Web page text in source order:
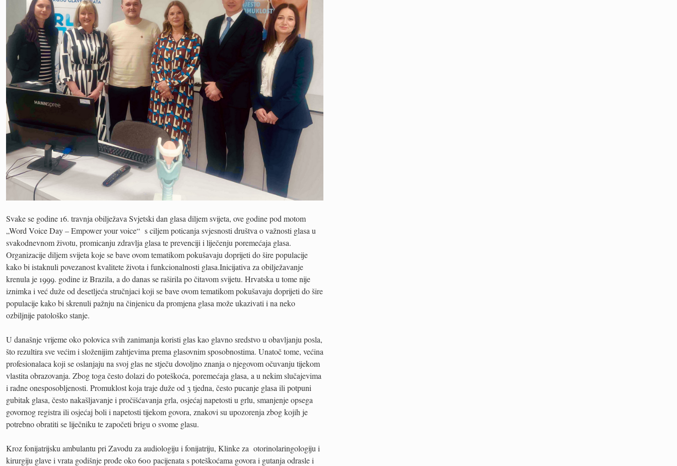
Svake se godine 16. travnja obilježava Svjetski dan glasa diljem svijeta, ove godine pod motom
„Word Voice Day – Empower your voice“ s ciljem poticanja svjesnosti društva o važnosti glasa u
svakodnevnom životu, promicanju zdravlja glasa te prevenciji i liječenju poremećaja glasa.
Organizacije diljem svijeta koje se bave ovom tematikom pokušavaju doprijeti do šire populacije
kako bi istaknuli povezanost kvalitete života i funkcionalnosti glasa.Inicijativa za obilježavanje
krenula je 1999. godine iz Brazila, a do danas se raširila po čitavom svijetu. Hrvatska u tome nije
iznimka i već duže od desetljeća stručnjaci koji se bave ovom tematikom pokušavaju doprijeti do šire
populacije kako bi skrenuli pažnju na činjenicu da promjena glasa može ukazivati i na neko
ozbiljnije patološko stanje.
U današnje vrijeme oko polovica svih zanimanja koristi glas kao glavno sredstvo u obavljanju posla,
što rezultira sve većim i složenijim zahtjevima prema glasovnim sposobnostima. Unatoč tome, većina
profesionalaca koji se oslanjaju na svoj glas ne stječu dovoljno znanja o njegovom očuvanju tijekom
vlastita obrazovanja. Zbog toga često dolazi do poteškoća, poremećaja glasa, a u nekim slučajevima
i radne onesposobljenosti. Promuklost koja traje duže od 3 tjedna, često pucanje glasa ili potpuni
gubitak glasa, često nakašljavanje i pročišćavanja grla, osjećaj napetosti u grlu, smanjenje opsega
govornog registra ili osjećaj boli i napetosti tijekom govora, znakovi su upozorenja zbog kojih je
potrebno obratiti se liječniku te započeti brigu o svome glasu.
Kroz fonijatrijsku ambulantu pri Zavodu za audiologiju i fonijatriju, Klinke za otorinolaringologiju i
kirurgiju glave i vrata godišnje prođe oko 600 pacijenata s poteškoćama govora i gutanja odrasle i